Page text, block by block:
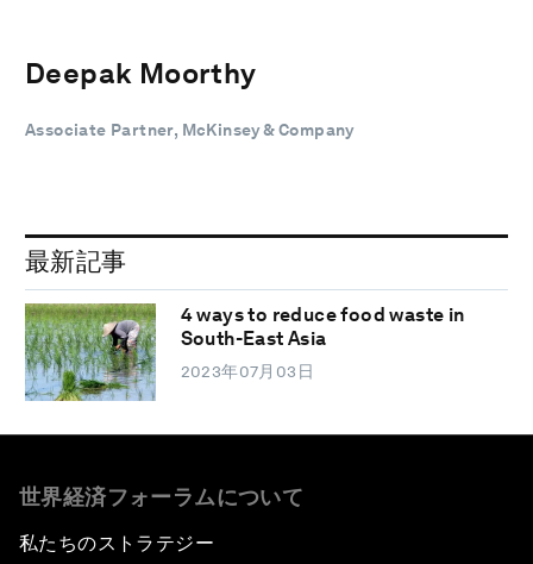
Deepak Moorthy
Associate Partner, McKinsey & Company
最新記事
4 ways to reduce food waste in
South-East Asia
2023年07月03日
世界経済フォーラムについて
私たちのストラテジー